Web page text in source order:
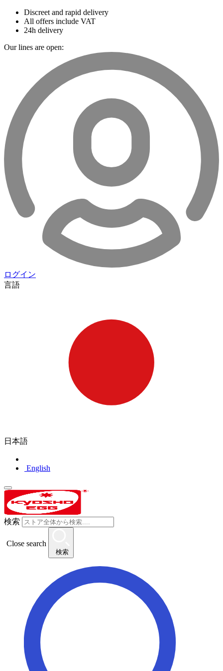
Discreet and rapid delivery
All offers include VAT
24h delivery
Our lines are open:
ログイン
言語
日本語
English
検索
Close search
検索